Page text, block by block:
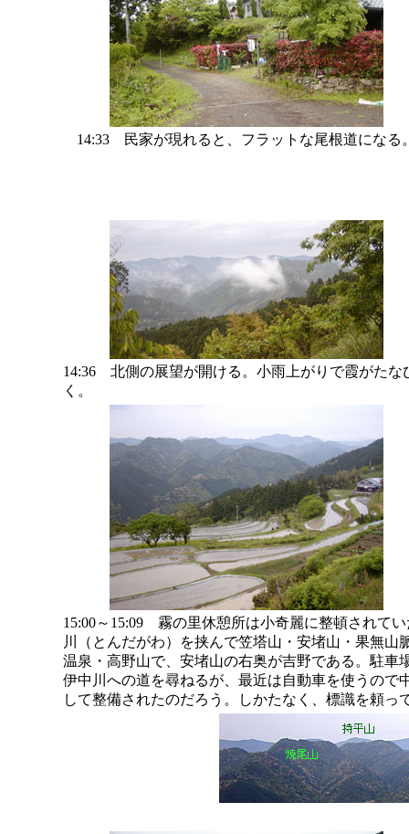
14:33 民家が現れると、フラットな尾根道になる
14:36 北側の展望が開ける。小雨上がりで霞がたな
く。
15:00～15:09 霧の里休憩所は小奇麗に整頓されて
川（とんだがわ）を挟んで笠塔山・安堵山・果無
温泉・高野山で、安堵山の右奥が吉野である。駐
伊中川への道を尋ねるが、最近は自動車を使うの
して整備されたのだろう。しかたなく、標識を頼